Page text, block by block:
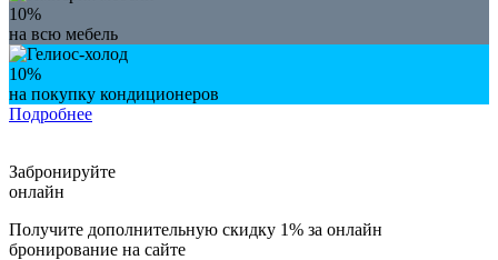
10%
на всю мебель
10%
на покупку кондиционеров
Подробнее
Забронируйте
онлайн
Получите дополнительную скидку 1% за онлайн
бронирование на сайте